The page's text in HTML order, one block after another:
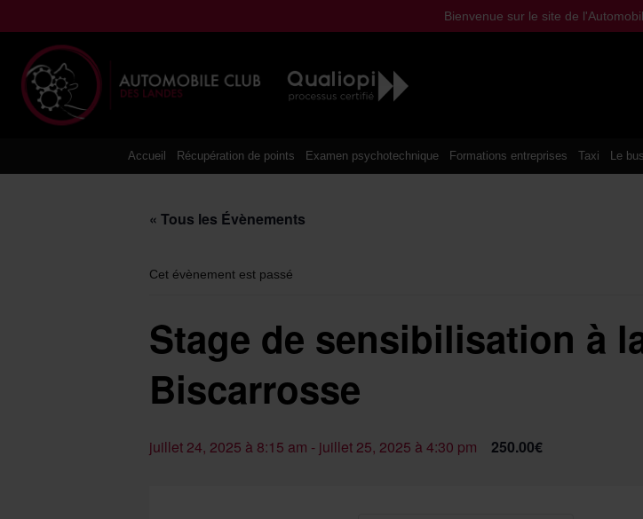
Bienvenue sur le site de
Accueil Récupération de points Examen psychotechnique Formations entreprises Taxi Le
« Tous les Évènements
Cet évènement est passé
Stage de sensibilisation à
Biscarrosse
juillet 24, 2025 à 8:15 am - juillet 25, 2025 à 4:30 pm 250.00€